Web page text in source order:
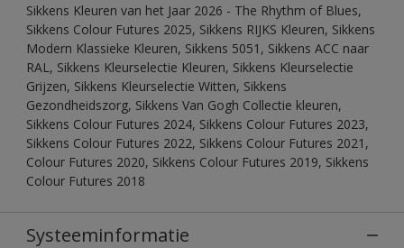
Sikkens Kleuren van het Jaar 2026 - The Rhythm of Blues,
Sikkens Colour Futures 2025, Sikkens RIJKS Kleuren, Sikkens
Modern Klassieke Kleuren, Sikkens 5051, Sikkens ACC naar
RAL, Sikkens Kleurselectie Kleuren, Sikkens Kleurselectie
Grijzen, Sikkens Kleurselectie Witten, Sikkens
Gezondheidszorg, Sikkens Van Gogh Collectie kleuren,
Sikkens Colour Futures 2024, Sikkens Colour Futures 2023,
Sikkens Colour Futures 2022, Sikkens Colour Futures 2021,
Colour Futures 2020, Sikkens Colour Futures 2019, Sikkens
Colour Futures 2018
Systeeminformatie